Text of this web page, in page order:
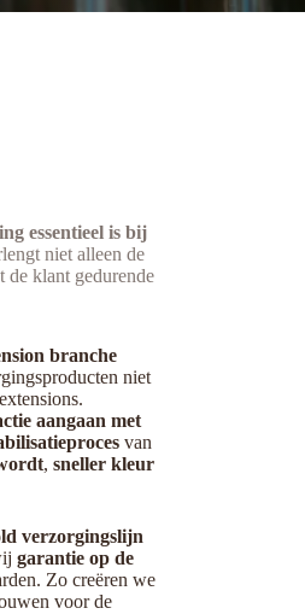
essentieel is bij
niet alleen de
de klant gedurende
branche
niet
aangaan met
van
, sneller kleur
verzorgingslijn
garantie op de
Zo creëren we
voor de